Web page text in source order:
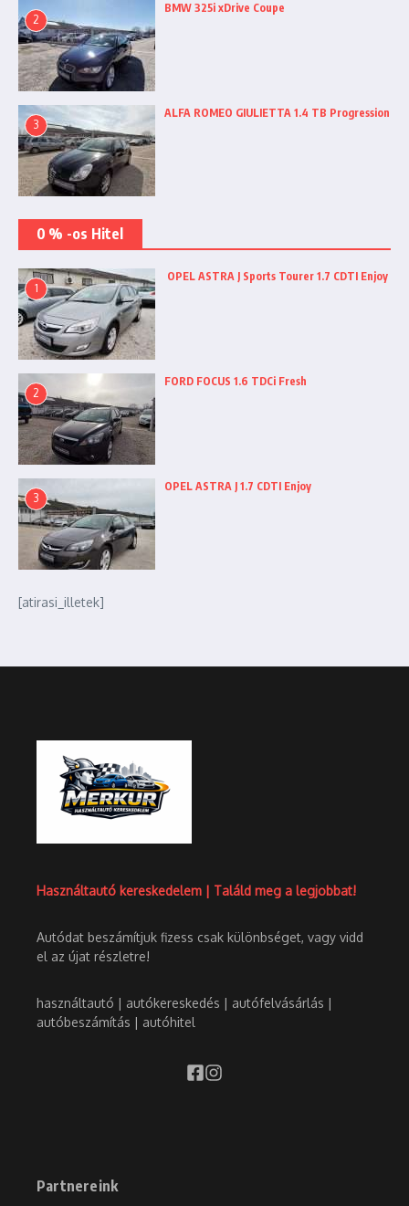
2
BMW 325i xDrive Coupe
3
ALFA ROMEO GIULIETTA 1.4 TB Progression
0 % -os Hitel
1
OPEL ASTRA J Sports Tourer 1.7 CDTI Enjoy
2
FORD FOCUS 1.6 TDCi Fresh
3
OPEL ASTRA J 1.7 CDTI Enjoy
[atirasi_illetek]
Használtautó kereskedelem | Találd meg a legjobbat!
Autódat beszámítjuk fizess csak különbséget, vagy vidd
el az újat részletre!
használtautó | autókereskedés | autófelvásárlás |
autóbeszámítás | autóhitel
Partnereink